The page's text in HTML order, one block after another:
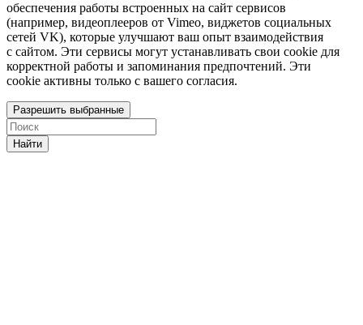
обеспечения работы встроенных на сайт сервисов
(например, видеоплееров от Vimeo, виджетов социальных
сетей VK), которые улучшают ваш опыт взаимодействия
с сайтом. Эти сервисы могут устанавливать свои cookie для
корректной работы и запоминания предпочтений. Эти
cookie активны только с вашего согласия.
Разрешить выбранные
Найти